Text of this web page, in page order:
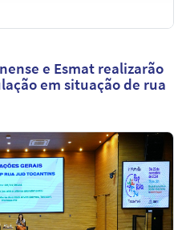
e Esmat realizarão
em situação de rua